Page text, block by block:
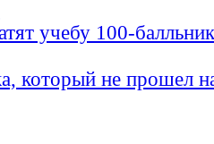
учебу 100-
который не прошел